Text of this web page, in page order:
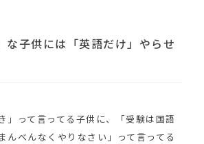
な子供には「英語だけ」やらせ
」って言ってる子供に、「受験は国語
んべんなくやりなさい」って言ってる